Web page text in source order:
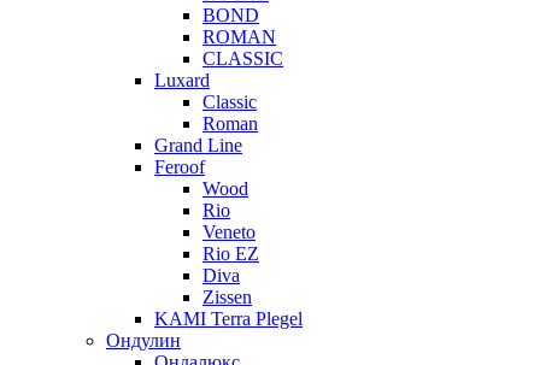
BOND
ROMAN
CLASSIC
Luxard
Classic
Roman
Grand Line
Feroof
Wood
Rio
Veneto
Rio EZ
Diva
Zissen
KAMI Terra Plegel
Ондулин